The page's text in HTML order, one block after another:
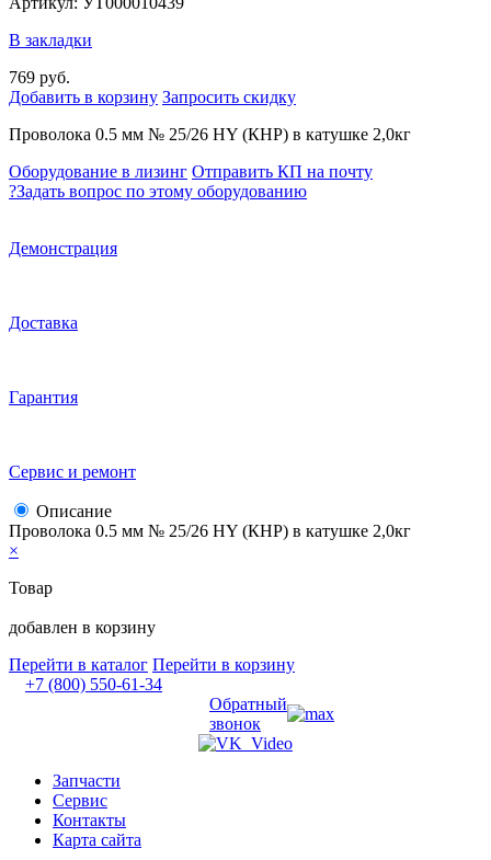
В закладки
769 руб.
Добавить в корзину Запросить скидку
Проволока 0.5 мм № 25/26 HY (КНР) в катушке 2,0кг
Оборудование в лизинг Отправить КП на почту
?Задать вопрос по этому оборудованию
Демонстрация
Доставка
Гарантия
Сервис и ремонт
Описание
Проволока 0.5 мм № 25/26 HY (КНР) в катушке 2,0кг
×
Товар
добавлен в корзину
Перейти в каталог Перейти в корзину
+7 (800) 550-61-34
Обратный
звонок
Запчасти
Сервис
Контакты
Карта сайта